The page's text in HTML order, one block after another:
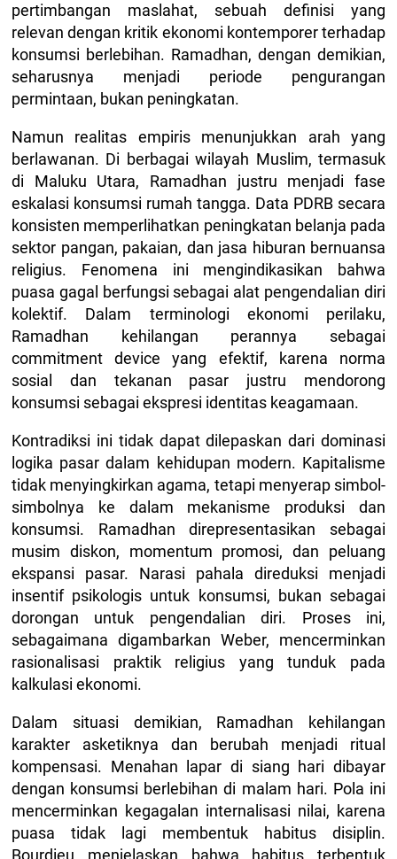
pertimbangan maslahat, sebuah definisi yang
relevan dengan kritik ekonomi kontemporer terhadap
konsumsi berlebihan. Ramadhan, dengan demikian,
seharusnya menjadi periode pengurangan
permintaan, bukan peningkatan.
Namun realitas empiris menunjukkan arah yang
berlawanan. Di berbagai wilayah Muslim, termasuk
di Maluku Utara, Ramadhan justru menjadi fase
eskalasi konsumsi rumah tangga. Data PDRB secara
konsisten memperlihatkan peningkatan belanja pada
sektor pangan, pakaian, dan jasa hiburan bernuansa
religius. Fenomena ini mengindikasikan bahwa
puasa gagal berfungsi sebagai alat pengendalian diri
kolektif. Dalam terminologi ekonomi perilaku,
Ramadhan kehilangan perannya sebagai
commitment device yang efektif, karena norma
sosial dan tekanan pasar justru mendorong
konsumsi sebagai ekspresi identitas keagamaan.
Kontradiksi ini tidak dapat dilepaskan dari dominasi
logika pasar dalam kehidupan modern. Kapitalisme
tidak menyingkirkan agama, tetapi menyerap simbol-
simbolnya ke dalam mekanisme produksi dan
konsumsi. Ramadhan direpresentasikan sebagai
musim diskon, momentum promosi, dan peluang
ekspansi pasar. Narasi pahala direduksi menjadi
insentif psikologis untuk konsumsi, bukan sebagai
dorongan untuk pengendalian diri. Proses ini,
sebagaimana digambarkan Weber, mencerminkan
rasionalisasi praktik religius yang tunduk pada
kalkulasi ekonomi.
Dalam situasi demikian, Ramadhan kehilangan
karakter asketiknya dan berubah menjadi ritual
kompensasi. Menahan lapar di siang hari dibayar
dengan konsumsi berlebihan di malam hari. Pola ini
mencerminkan kegagalan internalisasi nilai, karena
puasa tidak lagi membentuk habitus disiplin.
Bourdieu menjelaskan bahwa habitus terbentuk